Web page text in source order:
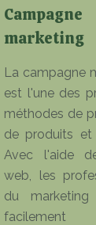
Campagne
marketing
La campagne
est l'une des
méthodes de
de produits et
Avec l'aide
web, les
du marketing
facilement